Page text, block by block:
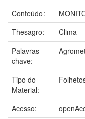
Conteúdo:
Thesagro:
Clima
Palavras-
chave:
Tipo do
Material:
Acesso: